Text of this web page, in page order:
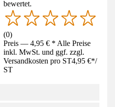
bewertet.
(0)
Preis — 4,95 € * Alle Preise
inkl. MwSt. und ggf. zzgl.
Versandkosten pro ST4,95 €*/
ST